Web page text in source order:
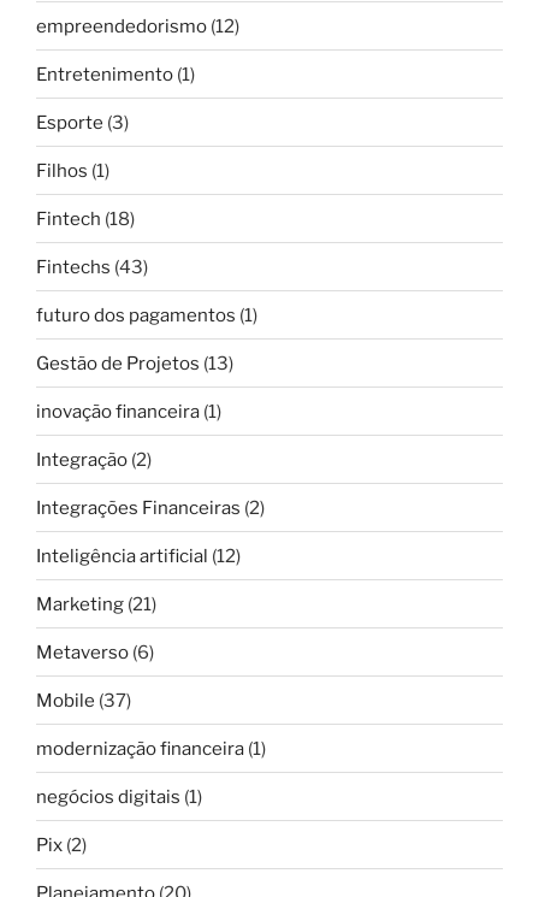
empreendedorismo (12)
Entretenimento (1)
Esporte (3)
Filhos (1)
Fintech (18)
Fintechs (43)
futuro dos pagamentos (1)
Gestão de Projetos (13)
inovação financeira (1)
Integração (2)
Integrações Financeiras (2)
Inteligência artificial (12)
Marketing (21)
Metaverso (6)
Mobile (37)
modernização financeira (1)
negócios digitais (1)
Pix (2)